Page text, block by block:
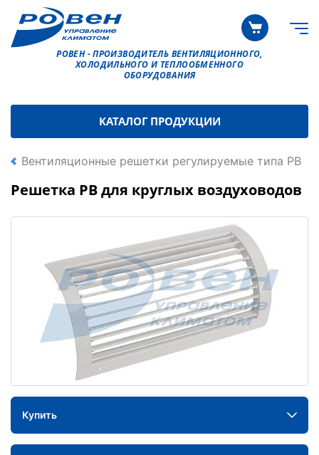
РОВЕН - ПРОИЗВОДИТЕЛЬ ВЕНТИЛЯЦИОННОГО,
ХОЛОДИЛЬНОГО И ТЕПЛООБМЕННОГО
ОБОРУДОВАНИЯ
КАТАЛОГ ПРОДУКЦИИ
Вентиляционные решетки регулируемые типа РВ
Решетка РВ для круглых воздуховодов
Купить